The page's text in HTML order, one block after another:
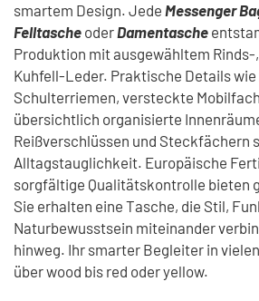
smartem Design. Jede Messenger
Felltasche oderDamentasche
Produktion mit ausgewähltem
Kuhfell‑Leder. Praktische Details
Schulterriemen, versteckte
übersichtlich organisierte
Reißverschlüssen und Steckfächern
Alltagstauglichkeit. Europäische
sorgfältige Qualitätskontrolle bieten
Sie erhalten eine Tasche, die Stil,
Naturbewusstsein miteinander
hinweg. Ihr smarter Begleiter in
über wood bis red oder yellow.